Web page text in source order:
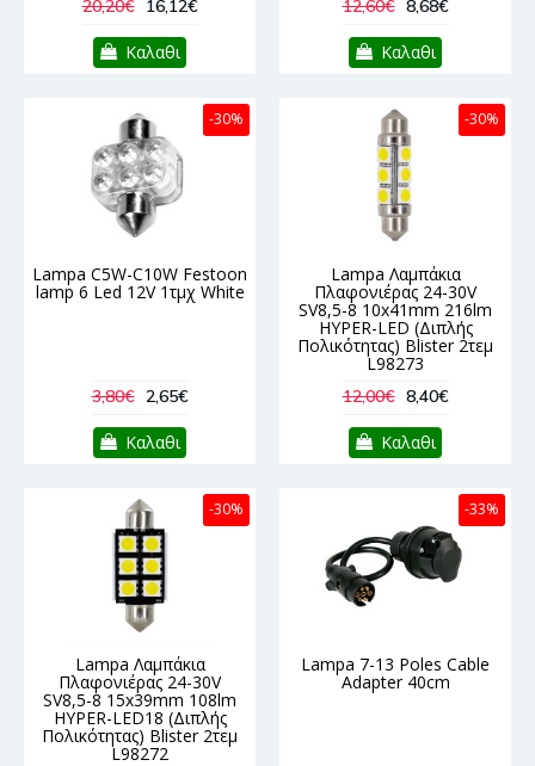
20,20€ 16,12€
Καλαθι
12,60€ 8,68€
Καλαθι
-30%
Lampa C5W-C10W Festoon
lamp 6 Led 12V 1τμχ White
3,80€ 2,65€
Καλαθι
-30%
Lampa Λαμπάκια
Πλαφονιέρας 24-30V
SV8,5-8 10x41mm 216lm
HYPER-LED (Διπλής
Πολικότητας) Blister 2τεμ
L98273
12,00€ 8,40€
Καλαθι
-30%
Lampa Λαμπάκια
Πλαφονιέρας 24-30V
SV8,5-8 15x39mm 108lm
HYPER-LED18 (Διπλής
Πολικότητας) Blister 2τεμ
L98272
-33%
Lampa 7-13 Poles Cable
Adapter 40cm